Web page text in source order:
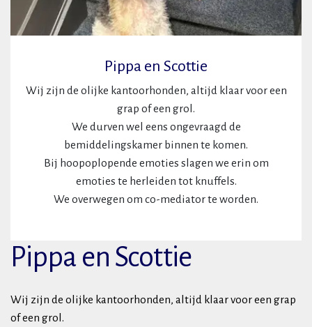
Pippa en Scottie
Wij zijn de olijke kantoorhonden, altijd klaar voor een
grap of een grol.
We durven wel eens ongevraagd de
bemiddelingskamer binnen te komen.
Bij hoopoplopende emoties slagen we erin om
emoties te herleiden tot knuffels.
We overwegen om co-mediator te worden.
Pippa en Scottie
Wij zijn de olijke kantoorhonden, altijd klaar voor een grap
of een grol.